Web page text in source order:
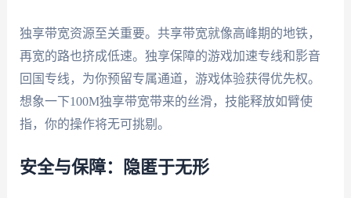
独享带宽资源至关重要。共享带宽就像高峰期的地铁，
再宽的路也挤成低速。独享保障的游戏加速专线和影音
回国专线，为你预留专属通道，游戏体验获得优先权。
想象一下100M独享带宽带来的丝滑，技能释放如臂使
指，你的操作将无可挑剔。
安全与保障：隐匿于无形